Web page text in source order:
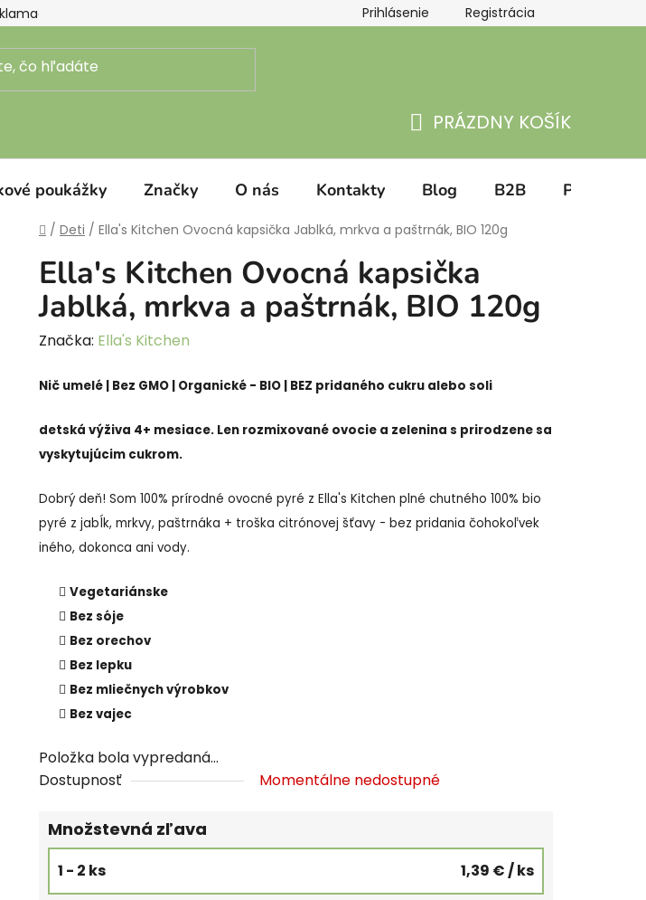
poriadok Hodnotenie obchodu
Prihlásenie Registrácia
KOŠÍK
PRÁZDNY KOŠÍK
poukážky Značky O nás Kontakty Blog B2B
Domov
/ Deti / Ella's Kitchen Ovocná kapsička Jablká, mrkva a paštrnák, BIO 120g
Ella's Kitchen Ovocná kapsička
Jablká, mrkva a paštrnák, BIO 120g
Značka: Ella's Kitchen
Nič umelé | Bez GMO | Organické - BIO | BEZ pridaného cukru alebo soli
detská výživa 4+ mesiace. Len rozmixované ovocie a zelenina s prirodzene sa
vyskytujúcim cukrom.
Dobrý deň! Som 100% prírodné ovocné pyré z Ella's Kitchen plné chutného 100% bio
pyré z jabĺk, mrkvy, paštrnáka + troška citrónovej šťavy - bez pridania čohokoľvek
iného, dokonca ani vody.
Vegetariánske
Bez sóje
Bez orechov
Bez lepku
Bez mliečnych výrobkov
Bez vajec
Položka bola vypredaná…
Dostupnosť
Momentálne nedostupné
Množstevná zľava
1 - 2 ks 1,39 €/ ks